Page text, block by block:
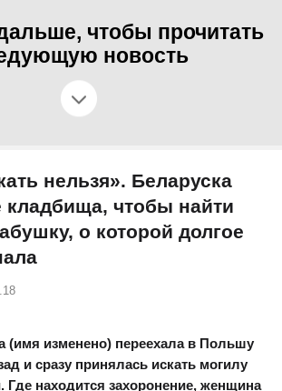
чтобы прочитать
новость